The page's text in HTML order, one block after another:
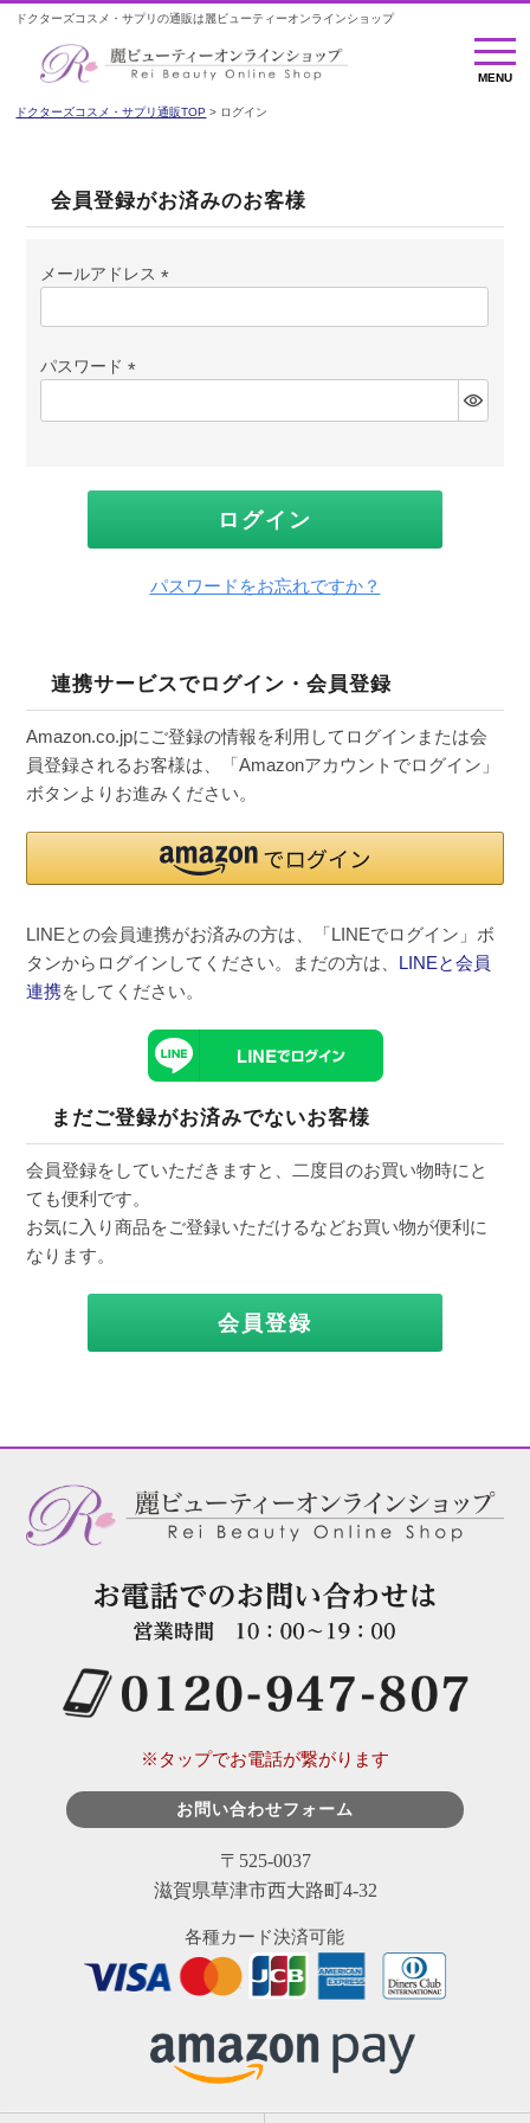
ドクターズコスメ・サプリの通販は麗ビューティーオンラインショップ
MENU
MENU
ドクターズコスメ・サプリ通販TOP ログイン
会員登録がお済みのお客様
メールアドレス
須)
パスワード
須)
ログイン
パスワードをお忘れですか？
連携サービスでログイン・会員登録
Amazon.co.jpにご登録の情報を利用してログインまたは会
員登録されるお客様は、「Amazonアカウントでログイン」
ボタンよりお進みください。
LINEとの会員連携がお済みの方は、「LINEでログイン」ボ
タンからログインしてください。まだの方は、 LINEと会員
連携をしてください。
まだご登録がお済みでないお客様
会員登録をしていただきますと、二度目のお買い物時にと
ても便利です。
お気に入り商品をご登録いただけるなどお買い物が便利に
なります。
会員登録
※タップでお電話が繋がります
お問い合わせフォーム
〒525-0037
滋賀県草津市西大路町4-32
各種カード決済可能